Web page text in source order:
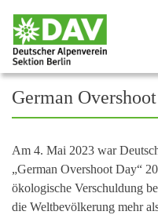
++++ Spiele, Punsch und
German
Am 4. Mai 2023 war
„German Overshoot Day“
ökologische Verschuldung
die Weltbevölkerung mehr